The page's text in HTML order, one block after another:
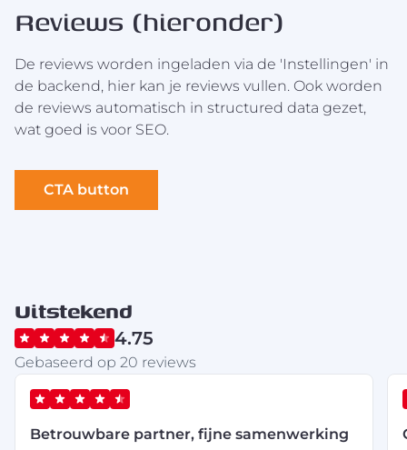
Reviews (hieronder)
De reviews worden ingeladen via de 'Instellingen' in
de backend, hier kan je reviews vullen. Ook worden
de reviews automatisch in structured data gezet,
wat goed is voor SEO.
CTA button
Uitstekend
4.75
Gebaseerd op 20 reviews
Betrouwbare partner, fijne samenwerking